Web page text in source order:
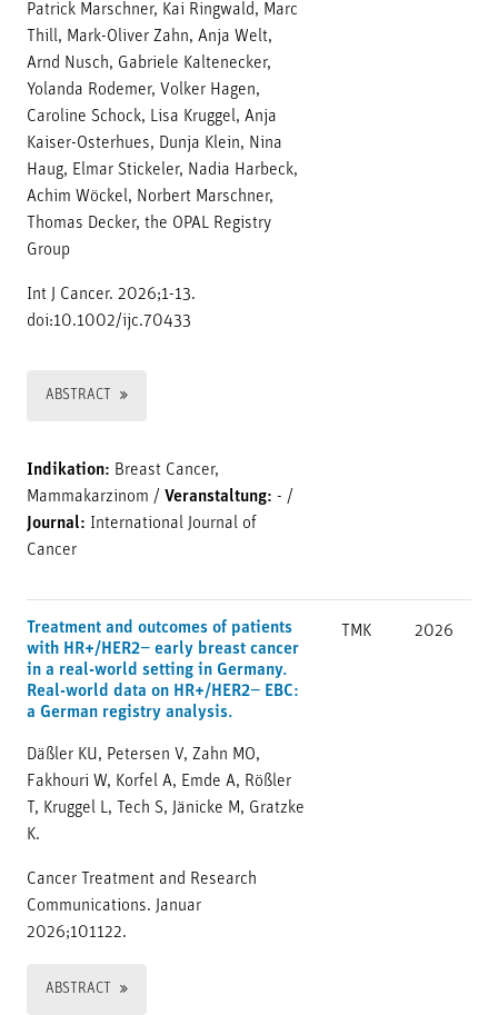
Patrick Marschner, Kai Ringwald, Marc
Thill, Mark-Oliver Zahn, Anja Welt,
Arnd Nusch, Gabriele Kaltenecker,
Yolanda Rodemer, Volker Hagen,
Caroline Schock, Lisa Kruggel, Anja
Kaiser-Osterhues, Dunja Klein, Nina
Haug, Elmar Stickeler, Nadia Harbeck,
Achim Wöckel, Norbert Marschner,
Thomas Decker, the OPAL Registry
Group
Int J Cancer. 2026;1-13.
doi:10.1002/ijc.70433
ABSTRACT
Indikation: Breast Cancer,
Mammakarzinom / Veranstaltung: - /
Journal: International Journal of
Cancer
Treatment and outcomes of patients
with HR+/HER2− early breast cancer
in a real-world setting in Germany.
Real-world data on HR+/HER2− EBC:
a German registry analysis.
Däßler KU, Petersen V, Zahn MO,
Fakhouri W, Korfel A, Emde A, Rößler
T, Kruggel L, Tech S, Jänicke M, Gratzke
K.
Cancer Treatment and Research
Communications. Januar
2026;101122.
ABSTRACT
TMK 2026